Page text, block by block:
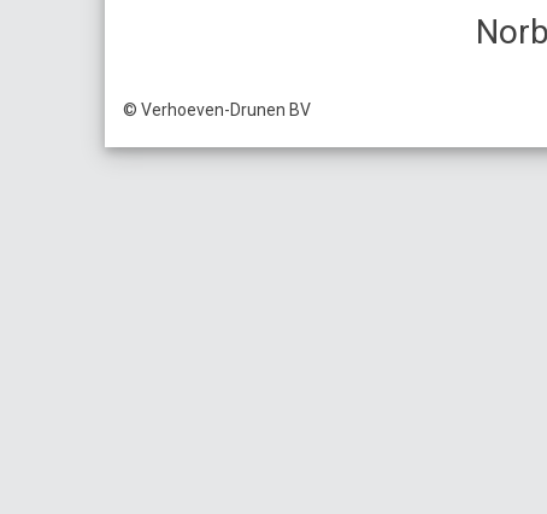
© Verhoeven-Drunen BV